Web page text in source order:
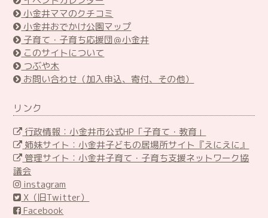
小金井ママのクチコミ
小金井おでかけ公園マップ
子育て・子育ち応援団＠小金井
このサイトについて
つぶや木
お問い合わせ（加入申込、寄付、その他）
リンク
行政情報：小金井市公式HP「子育て・教育」
姉妹サイト：小金井子どもの居場所サイト『えにえに』
管理サイト：小金井子育て・子育ち支援ネットワーク協
議会
instagram
X（旧Twitter）
Facebook